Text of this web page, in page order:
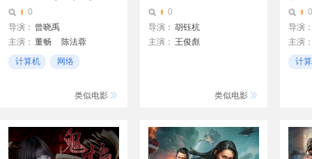
0
导演： 曾晓禹
主演： 董畅
陈法蓉
唐文龙
甘露
韩文亮
计算机
网络
类似电影
0
导演： 胡钰杭
主演： 王俊彪
类似电影
0
导演
主演
计